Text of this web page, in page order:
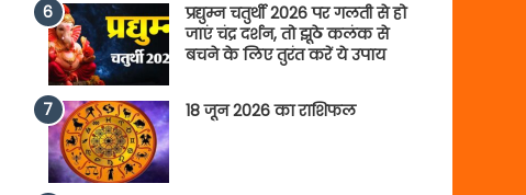
प्रद्युम्न चतुर्थी 2026 पर गलती से हो
जाएं चंद्र दर्शन, तो झूठे कलंक से
बचने के लिए तुरंत करें ये उपाय
18 जून 2026 का राशिफल